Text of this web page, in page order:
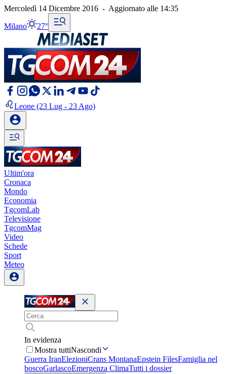
Mercoledì 14 Dicembre 2016 - Aggiornato alle 14:35
Milano 27°
Leone (23 Lug - 23 Ago)
Ultim'ora
Cronaca
Mondo
Economia
TgcomLab
Televisione
TgcomMag
Video
Schede
Sport
Meteo
In evidenza
Mostra tuttiNascondi
Guerra IranElezioniCrans MontanaEpstein FilesFamiglia nel
boscoGarlascoEmergenza ClimaTutti i dossier